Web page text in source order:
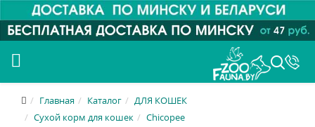
Главная Каталог
ДЛЯ КОШЕК
Сухой корм для кошек
Chicopee